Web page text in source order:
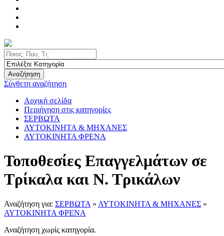
Αναζήτηση
Σύνθετη αναζήτηση
Αρχική σελίδα
Περιήγηση στις κατηγορίες
ΣΕΡΒΩΤΑ
ΑΥΤΟΚΙΝΗΤΑ & ΜΗΧΑΝΕΣ
ΑΥΤΟΚΙΝΗΤΑ ΦΡΕΝΑ
Τοποθεσίες Επαγγελμάτων σε
Τρίκαλα και Ν. Τρικάλων
Αναζήτηση για: ΣΕΡΒΩΤΑ » ΑΥΤΟΚΙΝΗΤΑ & ΜΗΧΑΝΕΣ »
ΑΥΤΟΚΙΝΗΤΑ ΦΡΕΝΑ
Αναζήτηση χωρίς κατηγορία.